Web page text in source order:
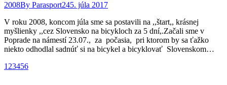
2008By Parasport245. júla 2017
V roku 2008, koncom júla sme sa postavili na ,,štart,, krásnej
myšlienky ,,cez Slovensko na bicykloch za 5 dní,.Začali sme v
Poprade na námestí 23.07., za počasia, pri ktorom by sa ťažko
niekto odhodlal sadnúť si na bicykel a bicyklovať Slovenskom…
1 23456